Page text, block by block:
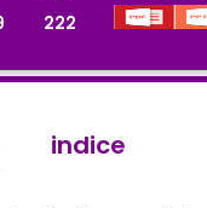
222
indice